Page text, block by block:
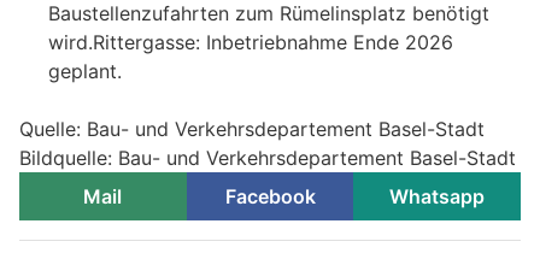
Baustellenzufahrten zum Rümelinsplatz benötigt
wird.Rittergasse: Inbetriebnahme Ende 2026
geplant.
Quelle: Bau- und Verkehrsdepartement Basel-Stadt
Bildquelle: Bau- und Verkehrsdepartement Basel-Stadt
Mail
Facebook Whatsapp